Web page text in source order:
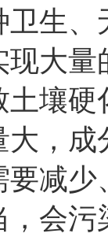
卫生、
现大量
土壤硬
大，成
要减少
，会污